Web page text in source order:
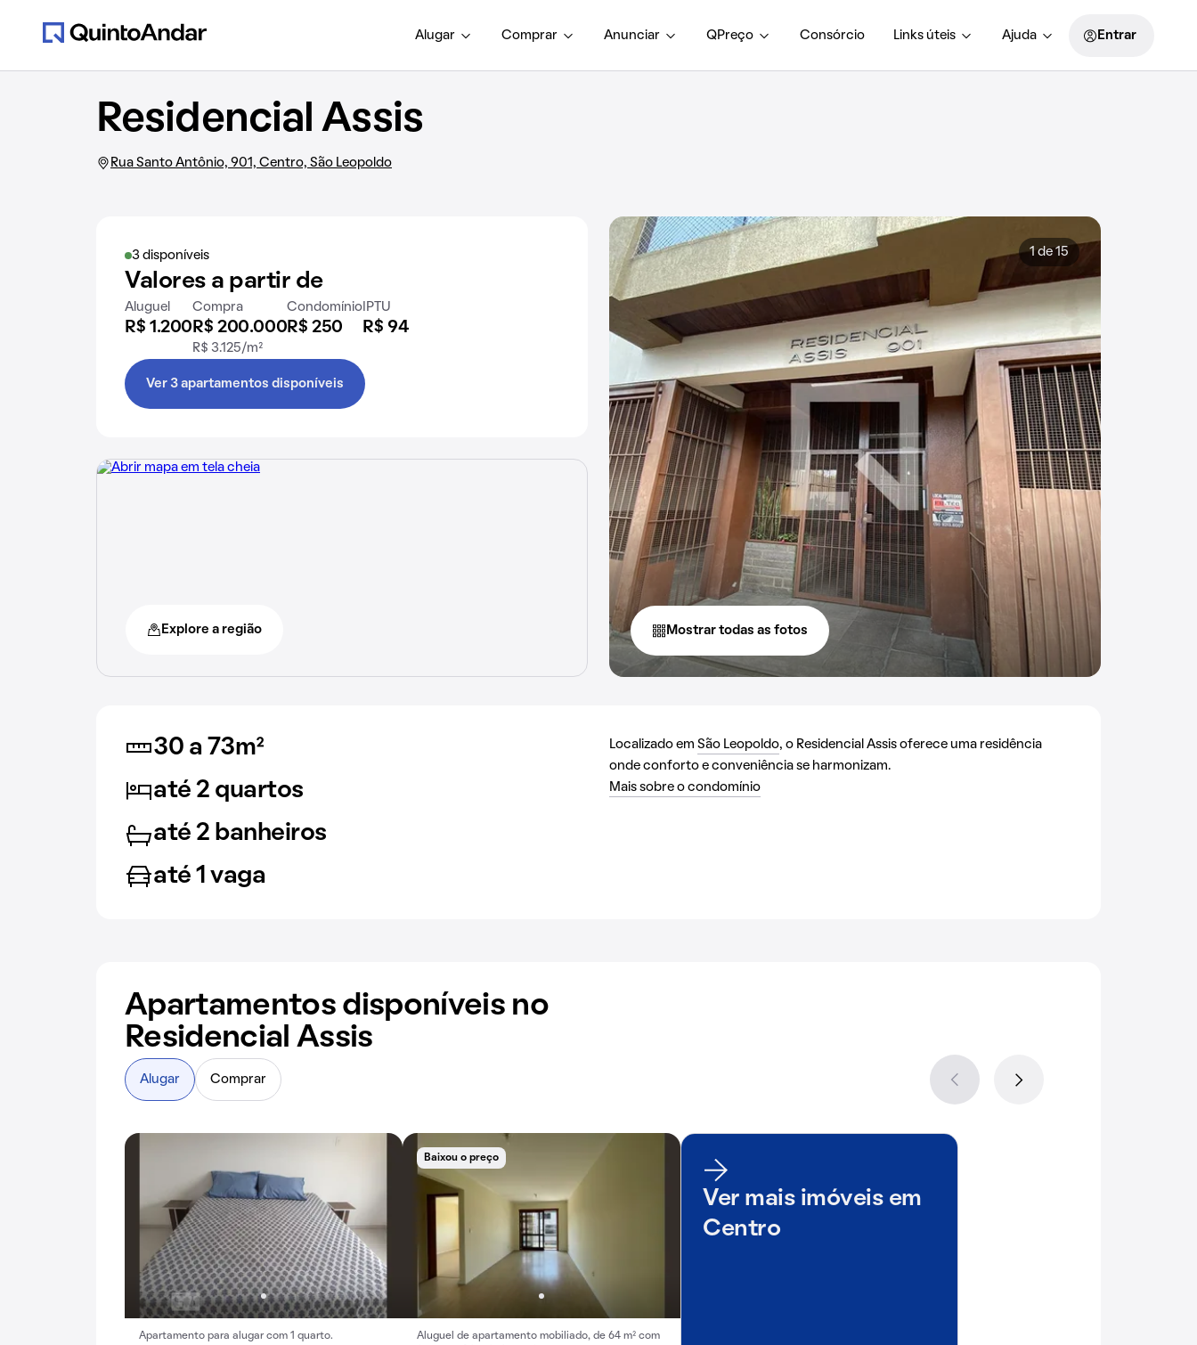
Alugar Comprar Anunciar QPreço Consórcio Links úteis Ajuda Entrar
Residencial Assis
Rua Santo Antônio, 901, Centro, São Leopoldo
3 disponíveis
Valores a partir de
Aluguel
R$ 1.200
Compra
R$ 200.000
R$ 3.125/m²
Condomínio
R$ 250
IPTU
R$ 94
Ver 3 apartamentos disponíveis
Explore a região
1 de 15
Mostrar todas as fotos
30 a 73m²
até 2 quartos
até 2 banheiros
até 1 vaga
Localizado em São Leopoldo, o Residencial Assis oferece uma residência
onde conforto e conveniência se harmonizam.
Mais sobre o condomínio
Apartamentos disponíveis no
Residencial Assis
Apartamento para alugar com 1 quarto.
Baixou o preço
Aluguel de apartamento mobiliado, de 64 m² com
Ver mais imóveis em
Centro
Alugar Comprar